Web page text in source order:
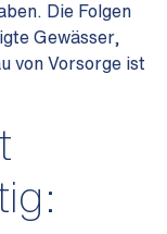
Die Folgen
Gewässer,
von Vorsorge ist